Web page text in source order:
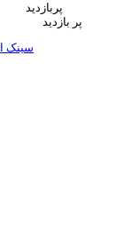
پربازدید
پر بازدید